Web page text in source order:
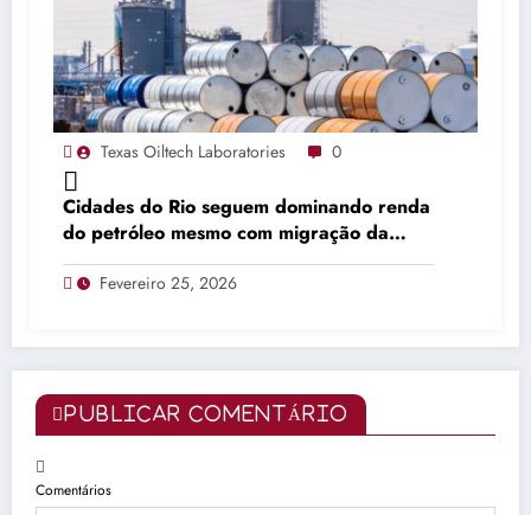
Texas Oiltech Laboratories 0
Cidades do Rio seguem dominando renda
do petróleo mesmo com migração da
produção
Fevereiro 25, 2026
PUBLICAR COMENTÁRIO
Comentários